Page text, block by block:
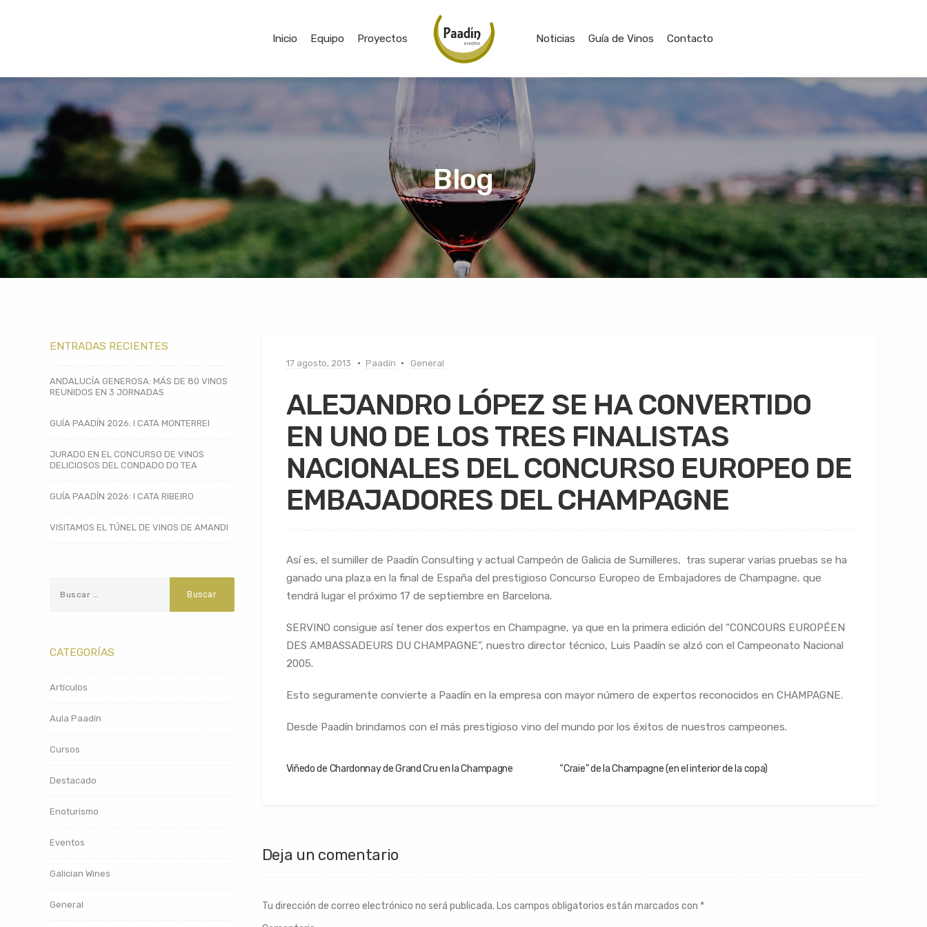
Inicio Equipo Proyectos Noticias Guía de Vinos Contacto
Blog
17 agosto, 2013 Paadín General
ALEJANDRO LÓPEZ SE HA CONVERTIDO
EN UNO DE LOS TRES FINALISTAS
NACIONALES DEL CONCURSO EUROPEO DE
EMBAJADORES DEL CHAMPAGNE
Así es, el sumiller de Paadín Consulting y actual Campeón de Galicia de Sumilleres, tras superar varias pruebas se ha
ganado una plaza en la final de España del prestigioso Concurso Europeo de Embajadores de Champagne, que
tendrá lugar el próximo 17 de septiembre en Barcelona.
SERVINO consigue así tener dos expertos en Champagne, ya que en la primera edición del “CONCOURS EUROPÉEN
DES AMBASSADEURS DU CHAMPAGNE”, nuestro director técnico, Luis Paadín se alzó con el Campeonato Nacional
2005.
Esto seguramente convierte a Paadín en la empresa con mayor número de expertos reconocidos en CHAMPAGNE.
Desde Paadín brindamos con el más prestigioso vino del mundo por los éxitos de nuestros campeones.
Viñedo de Chardonnay de Grand Cru en la Champagne “Craie” de la Champagne (en el interior de la copa)
Deja un comentario
Tu dirección de correo electrónico no será publicada. Los campos obligatorios están marcados con *
ENTRADAS RECIENTES
ANDALUCÍA GENEROSA: MÁS DE 80 VINOS
REUNIDOS EN 3 JORNADAS
GUÍA PAADÍN 2026: I CATA MONTERREI
JURADO EN EL CONCURSO DE VINOS
DELICIOSOS DEL CONDADO DO TEA
GUÍA PAADÍN 2026: I CATA RIBEIRO
VISITAMOS EL TÚNEL DE VINOS DE AMANDI
CATEGORÍAS
Artículos
Aula Paadín
Cursos
Destacado
Enoturismo
Eventos
Galician Wines
General